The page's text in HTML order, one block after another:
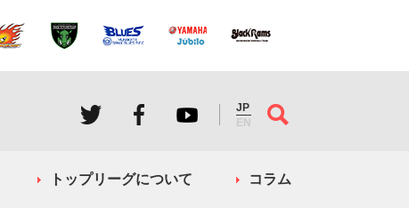
JP
EN
トップリーグについて コラム